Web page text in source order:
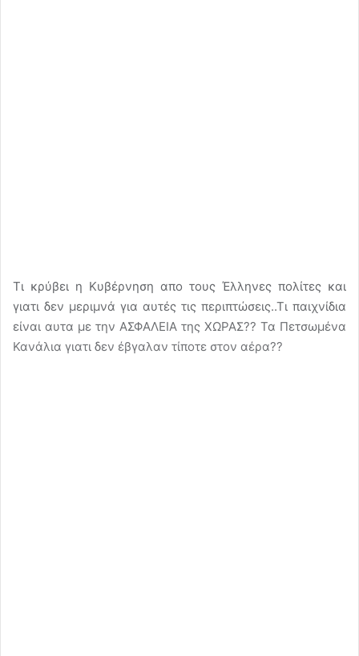
Τι κρύβει η Κυβέρνηση απο τους Έλληνες πολίτες και
γιατι δεν μεριμνά για αυτές τις περιπτώσεις..Τι παιχνίδια
είναι αυτα με την ΑΣΦΑΛΕΙΑ της ΧΩΡΑΣ?? Τα Πετσωμένα
Κανάλια γιατι δεν έβγαλαν τίποτε στον αέρα??